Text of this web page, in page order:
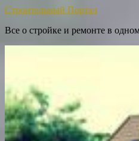
Строительный Портал
Все о стройке и ремонте в